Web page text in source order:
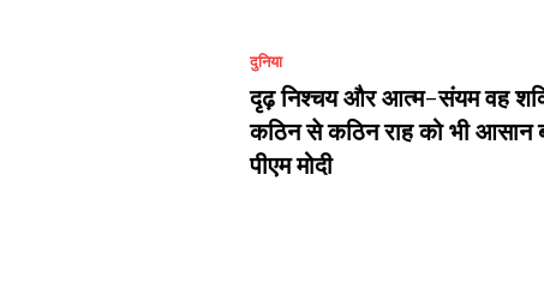
दुनिया
दृढ़ निश्चय और आत्म-संयम वह
कठिन से कठिन राह को भी आसान
पीएम मोदी